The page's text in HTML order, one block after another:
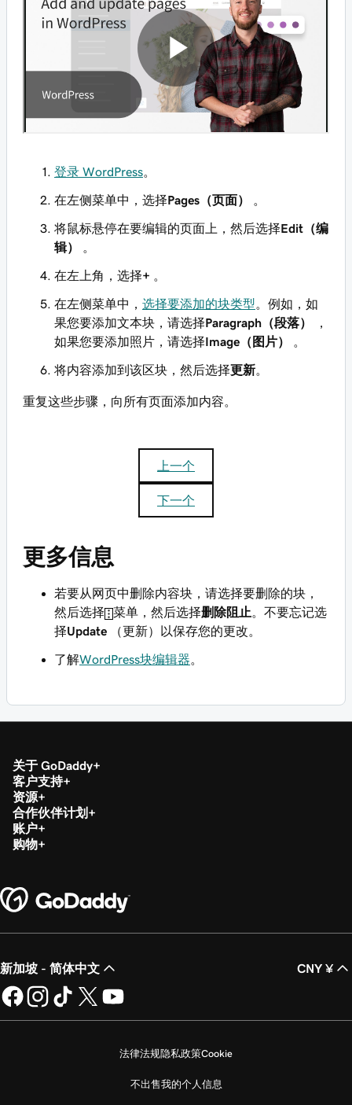
登录 WordPress。
在左侧菜单中，选择Pages（页面） 。
将鼠标悬停在要编辑的页面上，然后选择Edit（编
辑）
。
在左上角，选择+ 。
在左侧菜单中， 选择要添加的块类型。例如，如
果您要添加文本块，请选择Paragraph（段落）
，
如果您要添加照片，请选择Image（图片） 。
将内容添加到该区块，然后选择更新。
重复这些步骤，向所有页面添加内容。
上一个
下一个
更多信息
若要从网页中删除内容块，请选择要删除的块，
然后选择
菜单，然后选择删除阻止。不要忘记选
择Update （更新）以保存您的更改。
了解WordPress块编辑器。
关于 GoDaddy
客户支持
资源
合作伙伴计划
账户
购物
新加坡 - 简体中文 CNY ¥
法律法规隐私政策Cookie
不出售我的个人信息